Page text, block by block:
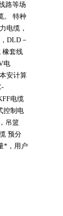
路等场
。 特种
电缆，
DLD －
橡套线
电
本安计算
电缆
控制电
吊篮
预分
*，用户